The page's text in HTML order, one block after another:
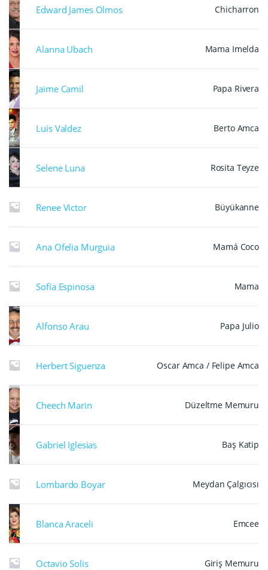
Edward James Olmos Chicharron
Alanna Ubach Mama Imelda
Jaime Camil Papa Rivera
Luis Valdez Berto Amca
Selene Luna Rosita Teyze
Renee Victor Büyükanne
Ana Ofelia Murguia Mamá Coco
Sofía Espinosa Mama
Alfonso Arau Papa Julio
Herbert Siguenza Oscar Amca / Felipe Amca
Cheech Marin Düzeltme Memuru
Gabriel Iglesias Baş Katip
Lombardo Boyar Meydan Çalgıcısı
Blanca Araceli Emcee
Octavio Solis Giriş Memuru